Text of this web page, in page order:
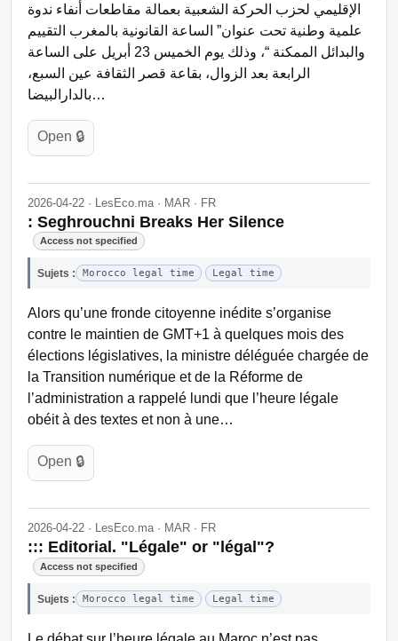
الإقليمي لحزب الحركة الشعبية بعمالة مقاطعات أنفاء ندوة
علمية وطنية تحت عنوان” الساعة القانونية بالمغرب التقييم
والبدائل الممكنة “، وذلك يوم الخميس 23 أبريل على الساعة
الرابعة بعد الزوال، بقاعة قصر الثقافة عين السبع،
بالدارالبيضا…
Open 🔒
2026-04-22 · LesEco.ma · MAR · FR
: Seghrouchni Breaks Her Silence
Access not specified
Sujets : Morocco legal time Legal time
Alors qu’une fronde citoyenne inédite s’organise
contre le maintien de GMT+1 à quelques mois des
élections législatives, la ministre déléguée chargée de
la Transition numérique et de la Réforme de
l’administration a rappelé lundi que l’heure légale
obéit à des textes et non à une…
Open 🔒
2026-04-22 · LesEco.ma · MAR · FR
::: Editorial. "Légale" or "légal"?
Access not specified
Sujets : Morocco legal time Legal time